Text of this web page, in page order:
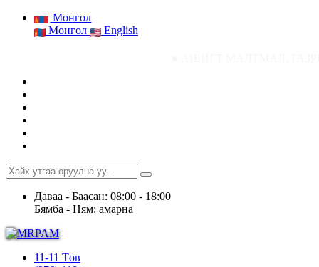
Монгол
Монгол
English
Даваа - Баасан: 08:00 - 18:00
Бямба - Ням: амарна
11-11 Төв